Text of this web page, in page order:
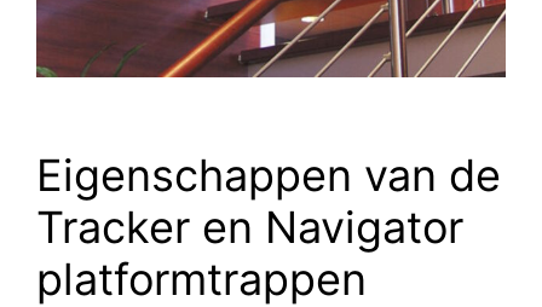
Eigenschappen van de
Tracker en Navigator
platformtrappen